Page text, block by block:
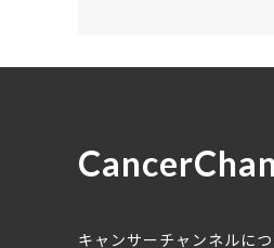
キャンサーチャンネルに